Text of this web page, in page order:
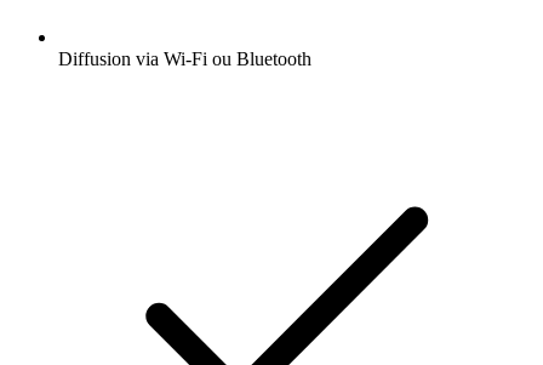
Diffusion via Wi-Fi ou Bluetooth